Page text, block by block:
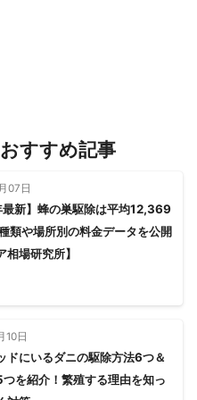
すすめ記事
07日
最新】蜂の巣駆除は平均12,369
類や場所別の料金データを公開
相場研究所】
10日
ドにいるダニの駆除方法6つ＆
を紹介！繁殖する理由を知っ